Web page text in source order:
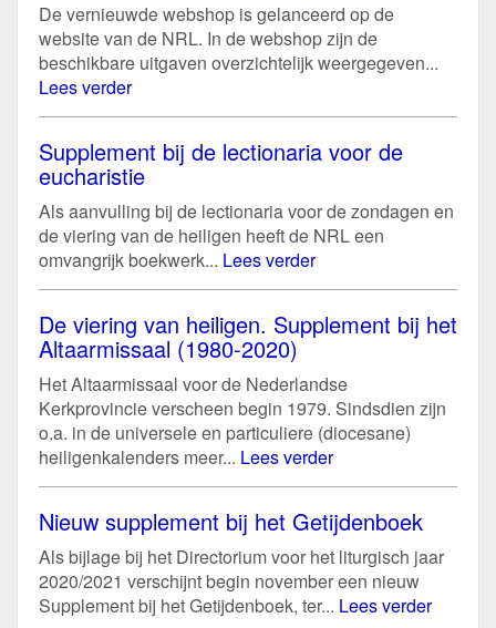
De vernieuwde webshop is gelanceerd op de
website van de NRL. In de webshop zijn de
beschikbare uitgaven overzichtelijk weergegeven...
Lees verder
Supplement bij de lectionaria voor de
eucharistie
Als aanvulling bij de lectionaria voor de zondagen en
de viering van de heiligen heeft de NRL een
omvangrijk boekwerk... Lees verder
De viering van heiligen. Supplement bij het
Altaarmissaal (1980-2020)
Het Altaarmissaal voor de Nederlandse
Kerkprovincie verscheen begin 1979. Sindsdien zijn
o.a. in de universele en particuliere (diocesane)
heiligenkalenders meer... Lees verder
Nieuw supplement bij het Getijdenboek
Als bijlage bij het Directorium voor het liturgisch jaar
2020/2021 verschijnt begin november een nieuw
Supplement bij het Getijdenboek, ter... Lees verder